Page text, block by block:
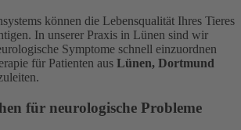
können die Lebensqualität Ihres Tieres
In unserer Praxis in Lünen sind wir
Symptome schnell einzuordnen
für Patienten aus Lünen, Dortmund
für neurologische Probleme